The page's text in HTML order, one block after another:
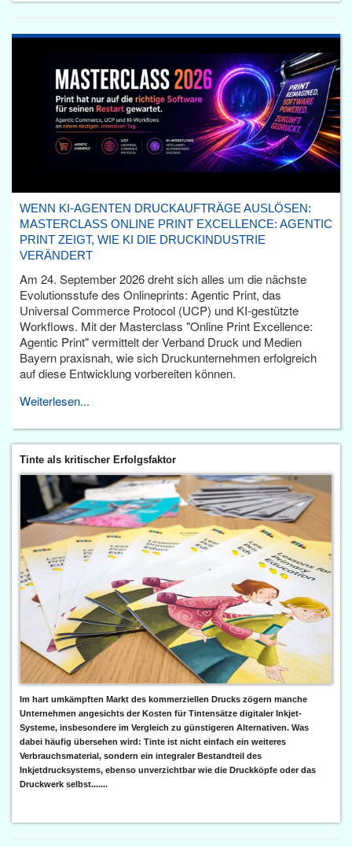
WENN KI-AGENTEN DRUCKAUFTRÄGE AUSLÖSEN:
MASTERCLASS ONLINE PRINT EXCELLENCE: AGENTIC
PRINT ZEIGT, WIE KI DIE DRUCKINDUSTRIE
VERÄNDERT
Am 24. September 2026 dreht sich alles um die nächste
Evolutionsstufe des Onlineprints: Agentic Print, das
Universal Commerce Protocol (UCP) und KI-gestützte
Workflows. Mit der Masterclass "Online Print Excellence:
Agentic Print" vermittelt der Verband Druck und Medien
Bayern praxisnah, wie sich Druckunternehmen erfolgreich
auf diese Entwicklung vorbereiten können.
Weiterlesen...
Tinte als kritischer Erfolgsfaktor
Im hart umkämpften Markt des kommerziellen Drucks zögern manche
Unternehmen angesichts der Kosten für Tintensätze digitaler Inkjet-
Systeme, insbesondere im Vergleich zu günstigeren Alternativen. Was
dabei häufig übersehen wird: Tinte ist nicht einfach ein weiteres
Verbrauchsmaterial, sondern ein integraler Bestandteil des
Inkjetdrucksystems, ebenso unverzichtbar wie die Druckköpfe oder das
Druckwerk selbst.......